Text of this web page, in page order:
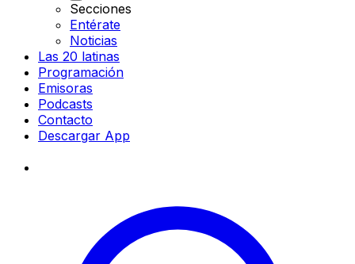
Secciones
Entérate
Noticias
Las 20 latinas
Programación
Emisoras
Podcasts
Contacto
Descargar App